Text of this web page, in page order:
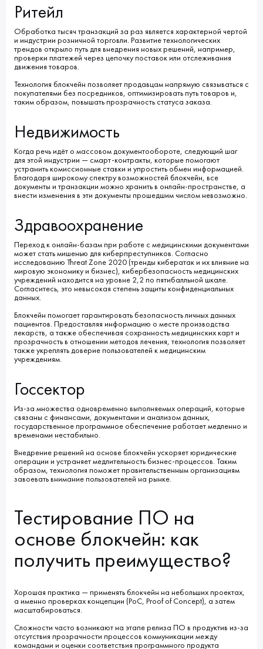
Ритейл
Обработка тысяч транзакций за раз является характерной чертой
и индустрии розничной торговли. Развитие технологических
трендов открыло путь для внедрения новых решений, например,
проверки платежей через цепочку поставок или отслеживания
движения товаров.
Технология блокчейн позволяет продавцам напрямую связываться с
покупателями без посредников, оптимизировать путь товаров и,
таким образом, повышать прозрачность статуса заказа.
Недвижимость
Когда речь идёт о массовом документообороте, следующий шаг
для этой индустрии ― смарт-контракты, которые помогают
устранить комиссионные ставки и упростить обмен информацией.
Благодаря широкому спектру возможностей блокчейн, все
документы и транзакции можно хранить в онлайн-пространстве, а
внести изменения в эти документы прошедшим числом невозможно.
Здравоохранение
Переход к онлайн-базам при работе с медицинскими документами
может стать мишенью для киберпреступников. Согласно
исследованию Threat Zone 2020 (тренды кибератак и их влияние на
мировую экономику и бизнес), кибербезопасность медицинских
учреждений находится на уровне 2,2 по пятибалльной шкале.
Согласитесь, это невысокая степень защиты конфиденциальных
данных.
Блокчейн помогает гарантировать безопасность личных данных
пациентов. Предоставляя информацию о месте производства
лекарств, а также обеспечивая сохранность медицинских карт и
прозрачность в отношении методов лечения, технология позволяет
также укреплять доверие пользователей к медицинским
учреждениям.
Госсектор
Из-за множества одновременно выполняемых операций, которые
связаны с финансами, документами и анализом данных,
государственное программное обеспечение работает медленно и
временами нестабильно.
Внедрение решений на основе блокчейн ускоряет юридические
операции и устраняет медлительность бизнес-процессов. Таким
образом, технология поможет правительственным организациям
завоевать внимание пользователей на рынке.
Тестирование ПО на
основе блокчейн: как
получить преимущество?
Хорошая практика ― применять блокчейн на небольших проектах,
а именно проверках концепции (PoC, Proof of Concept), а затем
масштабироваться.
Сложности часто возникают на этапе релиза ПО в продуктив из-за
отсутствия прозрачности процессов коммуникации между
командами и оценки соответствия программного продукта